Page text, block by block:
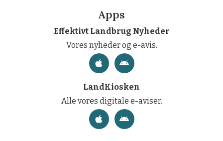
Apps
Effektivt Landbrug Nyheder
Vores nyheder og e-avis.
LandKiosken
Alle vores digitale e-aviser.